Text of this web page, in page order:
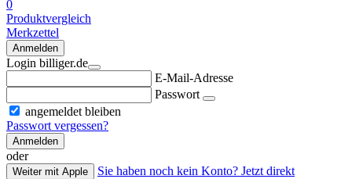
0
Produktvergleich
Merkzettel
Anmelden
Login billiger.de
E-Mail-Adresse
Passwort
angemeldet bleiben
Passwort vergessen?
Anmelden
oder
Weiter mit Apple
Sie haben noch kein Konto? Jetzt direkt